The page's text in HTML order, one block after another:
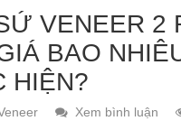
VENEER 2
BAO
HIỆN?
Xem bình luận